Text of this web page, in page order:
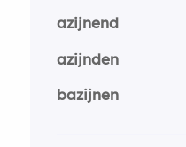
azijnend
azijnden
bazijnen